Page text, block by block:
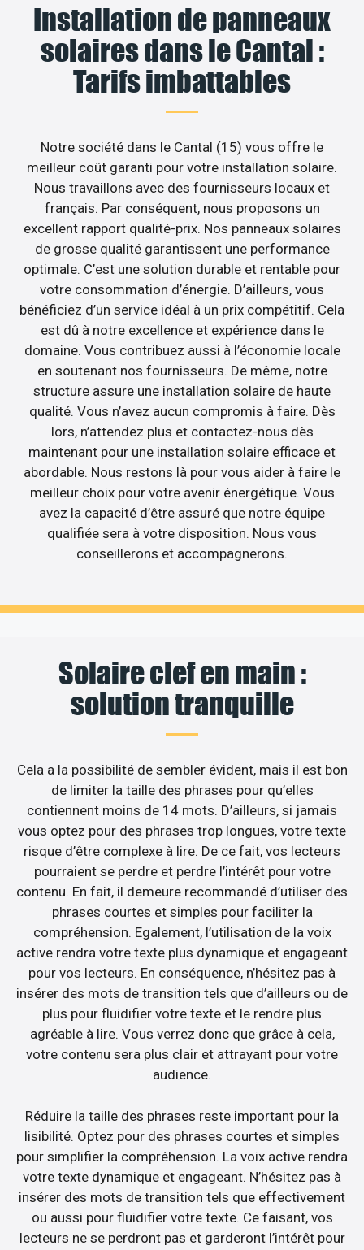
Installation de panneaux
solaires dans le Cantal :
Tarifs imbattables
Notre société dans le Cantal (15) vous offre le
meilleur coût garanti pour votre installation solaire.
Nous travaillons avec des fournisseurs locaux et
français. Par conséquent, nous proposons un
excellent rapport qualité-prix. Nos panneaux solaires
de grosse qualité garantissent une performance
optimale. C’est une solution durable et rentable pour
votre consommation d’énergie. D’ailleurs, vous
bénéficiez d’un service idéal à un prix compétitif. Cela
est dû à notre excellence et expérience dans le
domaine. Vous contribuez aussi à l’économie locale
en soutenant nos fournisseurs. De même, notre
structure assure une installation solaire de haute
qualité. Vous n’avez aucun compromis à faire. Dès
lors, n’attendez plus et contactez-nous dès
maintenant pour une installation solaire efficace et
abordable. Nous restons là pour vous aider à faire le
meilleur choix pour votre avenir énergétique. Vous
avez la capacité d’être assuré que notre équipe
qualifiée sera à votre disposition. Nous vous
conseillerons et accompagnerons.
Solaire clef en main :
solution tranquille
Cela a la possibilité de sembler évident, mais il est bon
de limiter la taille des phrases pour qu’elles
contiennent moins de 14 mots. D’ailleurs, si jamais
vous optez pour des phrases trop longues, votre texte
risque d’être complexe à lire. De ce fait, vos lecteurs
pourraient se perdre et perdre l’intérêt pour votre
contenu. En fait, il demeure recommandé d’utiliser des
phrases courtes et simples pour faciliter la
compréhension. Egalement, l’utilisation de la voix
active rendra votre texte plus dynamique et engageant
pour vos lecteurs. En conséquence, n’hésitez pas à
insérer des mots de transition tels que d’ailleurs ou de
plus pour fluidifier votre texte et le rendre plus
agréable à lire. Vous verrez donc que grâce à cela,
votre contenu sera plus clair et attrayant pour votre
audience.
Réduire la taille des phrases reste important pour la
lisibilité. Optez pour des phrases courtes et simples
pour simplifier la compréhension. La voix active rendra
votre texte dynamique et engageant. N’hésitez pas à
insérer des mots de transition tels que effectivement
ou aussi pour fluidifier votre texte. Ce faisant, vos
lecteurs ne se perdront pas et garderont l’intérêt pour